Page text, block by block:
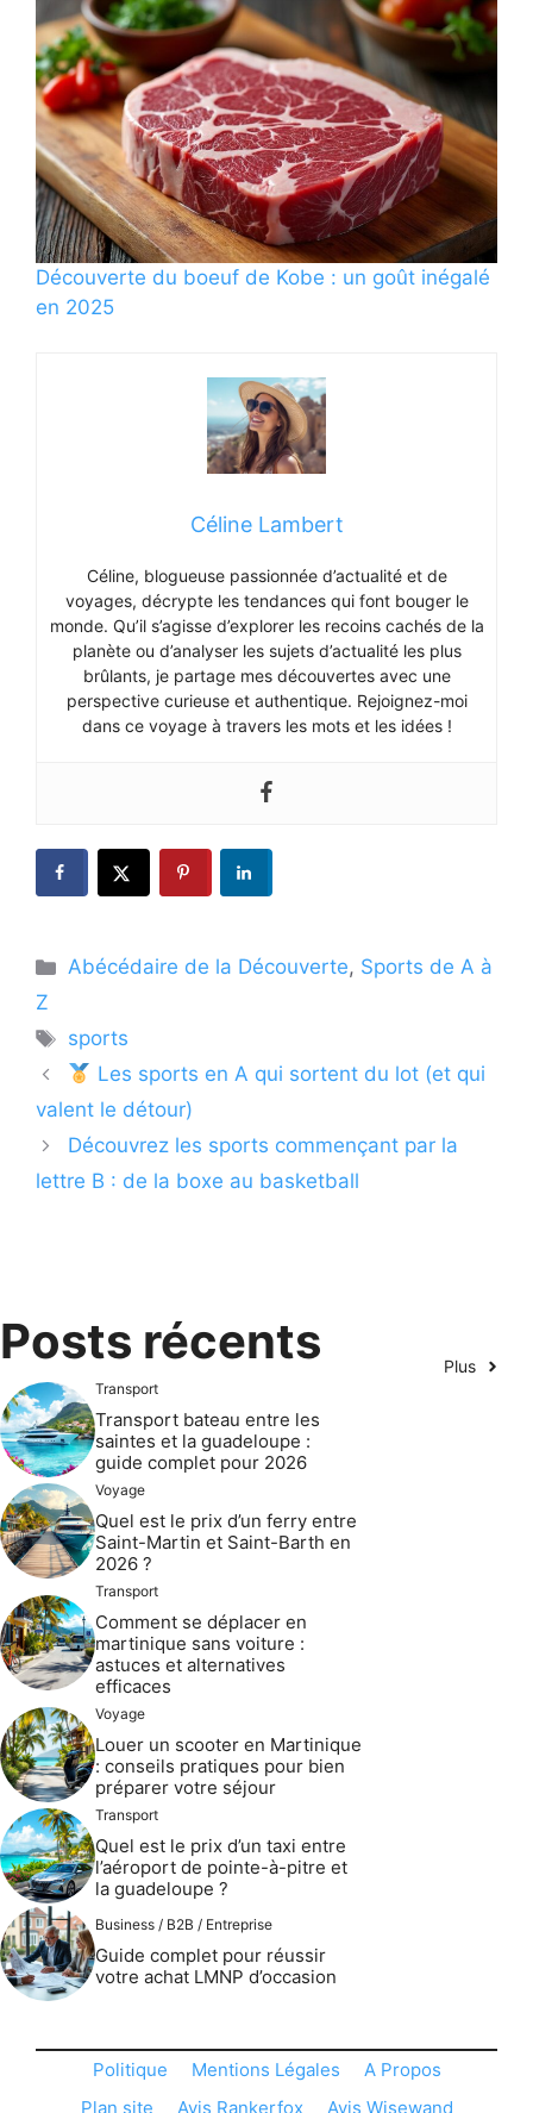
Découverte du boeuf de Kobe : un goût inégalé
en 2025
Céline Lambert
Céline, blogueuse passionnée d’actualité et de
voyages, décrypte les tendances qui font bouger le
monde. Qu’il s’agisse d’explorer les recoins cachés de la
planète ou d’analyser les sujets d’actualité les plus
brûlants, je partage mes découvertes avec une
perspective curieuse et authentique. Rejoignez-moi
dans ce voyage à travers les mots et les idées !
Catégories
Abécédaire de la Découverte, Sports de A à
Z
Étiquettes
sports
Les sports en A qui sortent du lot (et qui
valent le détour)
Découvrez les sports commençant par la
lettre B : de la boxe au basketball
Posts récents Plus
Transport
Transport bateau entre les
saintes et la guadeloupe :
guide complet pour 2026
Voyage
Quel est le prix d’un ferry entre
Saint-Martin et Saint-Barth en
2026 ?
Transport
Comment se déplacer en
martinique sans voiture :
astuces et alternatives
efficaces
Voyage
Louer un scooter en Martinique
: conseils pratiques pour bien
préparer votre séjour
Transport
Quel est le prix d’un taxi entre
l’aéroport de pointe-à-pitre et
la guadeloupe ?
Business / B2B / Entreprise
Guide complet pour réussir
votre achat LMNP d’occasion
Politique Mentions Légales
A Propos
Plan site
Avis Rankerfox Avis Wisewand